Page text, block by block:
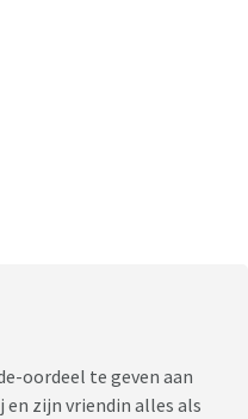
oordeel te geven aan
zijn vriendin alles als